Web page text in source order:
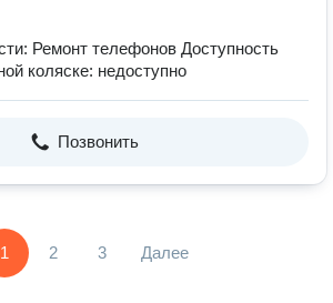
Ремонт телефонов Доступность
коляске: недоступно
Позвонить
1 2 3 Далее